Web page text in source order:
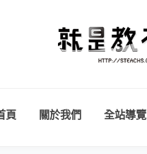
頁 關於我們 全站導覽